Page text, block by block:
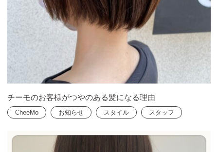
チーモのお客様がつやのある髪になる理由
CheeMo お知らせ スタイル スタッフ